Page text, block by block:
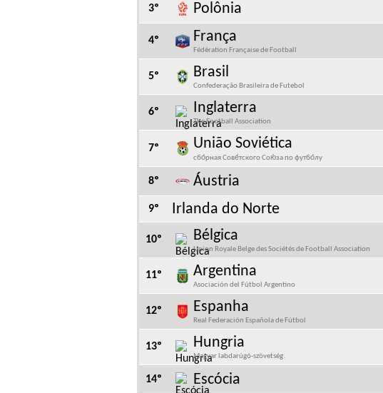
3º Polônia
4º França
Fédération Française de Football
5º Brasil
Confederação Brasileira de Futebol
6º Inglaterra
The Football Association
7º União Soviética
сбо́рная Сове́тского Сою́за по футбо́лу
8º Áustria
9º Irlanda do Norte
10º Bélgica
Union Royale Belge des Sociétés de Football Association
11º Argentina
Asociación del Fútbol Argentino
12º Espanha
Real Federación Española de Fútbol
13º Hungria
Magyar labdarúgó-szövetség
14º Escócia